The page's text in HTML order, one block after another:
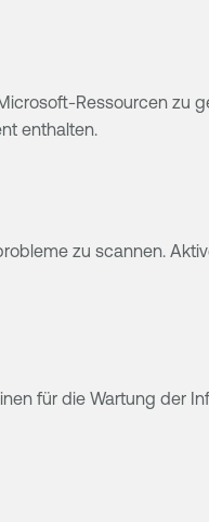
Ressourcen zu
enthalten.
zu scannen.
für die Wartung der